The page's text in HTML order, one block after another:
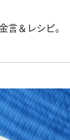
＆レシピ。